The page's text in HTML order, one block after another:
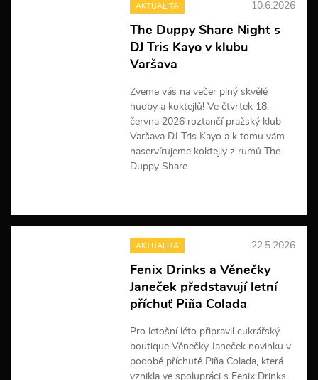
i
f
o
r
c
í
AKTUALITA 10.6.2026
The Duppy Share Night s
DJ Tris Kayo v klubu
Varšava
Zveme vás na večer plný skvělé
hudby a koktejlů! Ve čtvrtek 18.
června 2026 roztančí pražský klub
Varšava DJ Tris Kayo a k tomu vám
naservírujeme koktejly z rumů The
Duppy Share.
e
i
f
o
r
c
í
AKTUALITA 22.5.2026
Fenix Drinks a Věnečky
Janeček představují letní
příchuť Piña Colada
Pro letošní léto připravil cukrářský
boutique Věnečky Janeček novinku v
podobě příchutě Piña Colada, která
vznikla ve spolupráci s Fenix Drinks.